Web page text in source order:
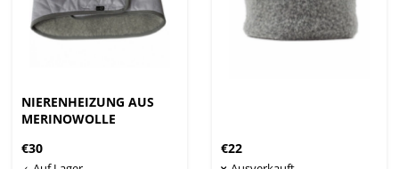
NIERENHEIZUNG AUS
MERINOWOLLE
€30
€22